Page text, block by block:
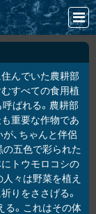
んでいた農耕部
すべての食用植
呼ばれる。農耕部
重要な作物であ
、ちゃんと伴侶
の五色で彩られた
トウモロコシの
々は野菜を植え
りをささげる。
る。これはその体